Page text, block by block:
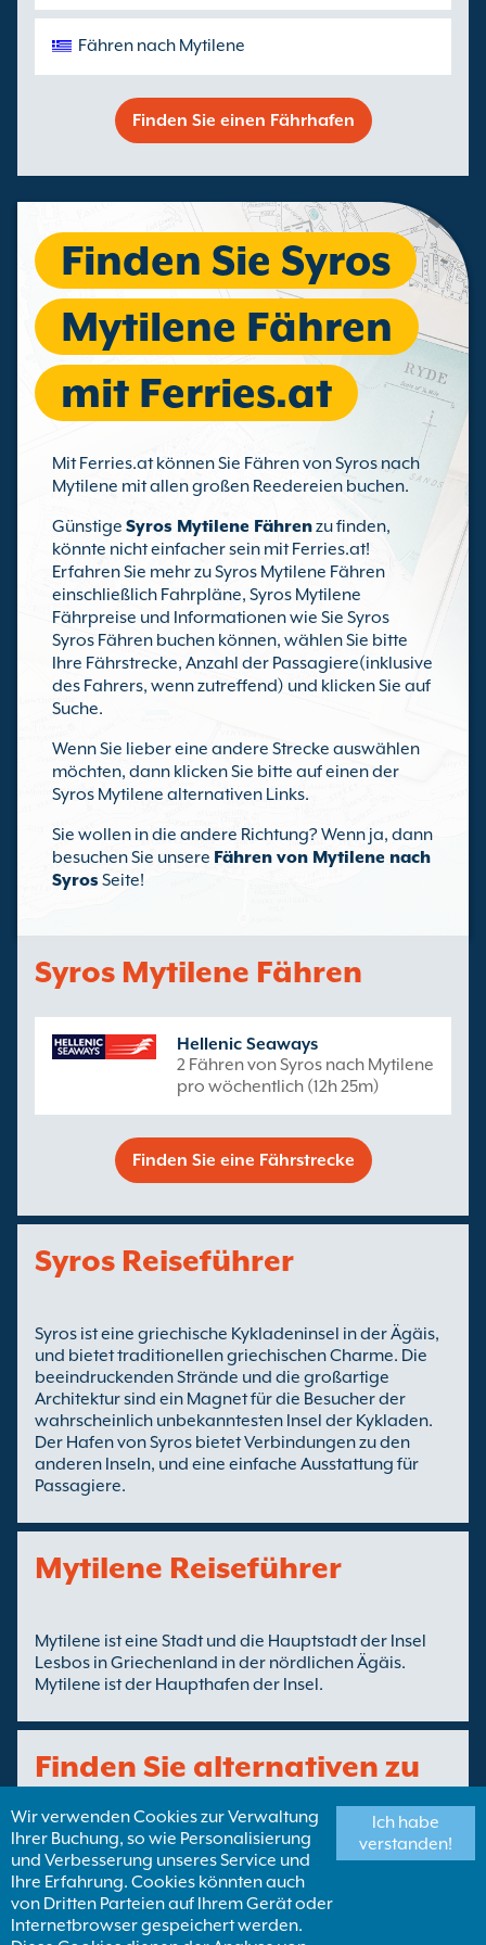
Fähren nach Mytilene
Finden Sie einen Fährhafen
Finden Sie Syros
Mytilene Fähren
mit Ferries.at
Mit Ferries.at können Sie Fähren von Syros nach
Mytilene mit allen großen Reedereien buchen.
Günstige Syros Mytilene Fährenzu finden,
könnte nicht einfacher sein mit Ferries.at!
Erfahren Sie mehr zu Syros Mytilene Fähren
einschließlich Fahrpläne, Syros Mytilene
Fährpreise und Informationen wie Sie Syros
Syros Fähren buchen können, wählen Sie bitte
Ihre Fährstrecke, Anzahl der Passagiere(inklusive
des Fahrers, wenn zutreffend) und klicken Sie auf
Suche.
Wenn Sie lieber eine andere Strecke auswählen
möchten, dann klicken Sie bitte auf einen der
Syros Mytilene alternativen Links.
Sie wollen in die andere Richtung? Wenn ja, dann
besuchen Sie unsere Fähren von Mytilene nach
Syros Seite!
Syros Mytilene Fähren
Hellenic Seaways
2 Fähren von Syros nach Mytilene
pro wöchentlich (12h 25m)
Finden Sie eine Fährstrecke
Syros Reiseführer
Syros ist eine griechische Kykladeninsel in der Ägäis,
und bietet traditionellen griechischen Charme. Die
beeindruckenden Strände und die großartige
Architektur sind ein Magnet für die Besucher der
wahrscheinlich unbekanntesten Insel der Kykladen.
Der Hafen von Syros bietet Verbindungen zu den
anderen Inseln, und eine einfache Ausstattung für
Passagiere.
Mytilene Reiseführer
Mytilene ist eine Stadt und die Hauptstadt der Insel
Lesbos in Griechenland in der nördlichen Ägäis.
Mytilene ist der Haupthafen der Insel.
Finden Sie alternativen zu
Syros Mytilene Fähren
Mehr Syros Mytilene
Alternativen :
Fähren von
Kykladische Inseln
Fähren nach Lesbos
Wir verwenden Cookies zur Verwaltung
Ihrer Buchung, so wie Personalisierung
und Verbesserung unseres Service und
Ihre Erfahrung. Cookies könnten auch
von Dritten Parteien auf Ihrem Gerät oder
Internetbrowser gespeichert werden.
Ich habe
verstanden!